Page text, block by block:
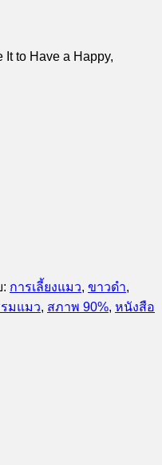
It to Have a Happy,
การเลี้ยงแมว, ขาวดำ,
มแมว, สภาพ 90%, หนังสือ